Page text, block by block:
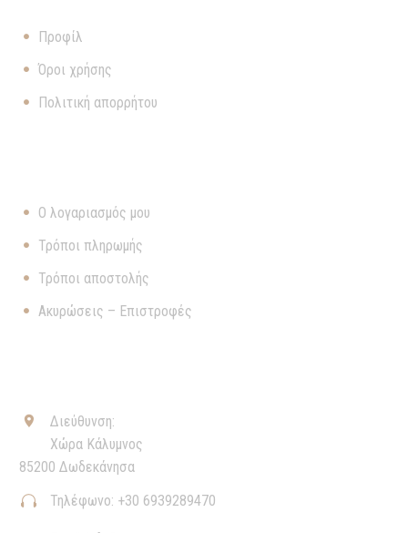
Προφίλ
Όροι χρήσης
Πολιτική απορρήτου
Ο λογαριασμός μου
Τρόποι πληρωμής
Τρόποι αποστολής
Ακυρώσεις – Επιστροφές


Διεύθυνση:
Χώρα Κάλυμνος
85200 Δωδεκάνησα

 Τηλέφωνο: +30 6939289470